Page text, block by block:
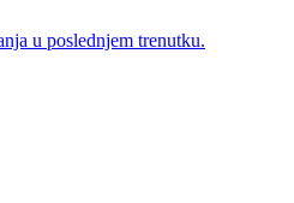
u poslednjem trenutku.